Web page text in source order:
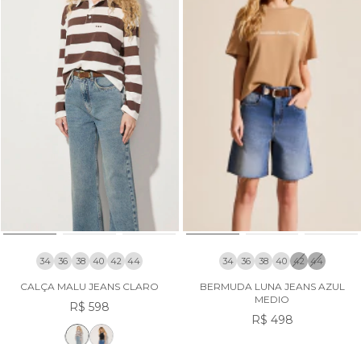
34 36 38 40 42 44
CALÇA MALU JEANS CLARO
R$ 598
34 36 38 40 42 44
BERMUDA LUNA JEANS AZUL
MEDIO
R$ 498